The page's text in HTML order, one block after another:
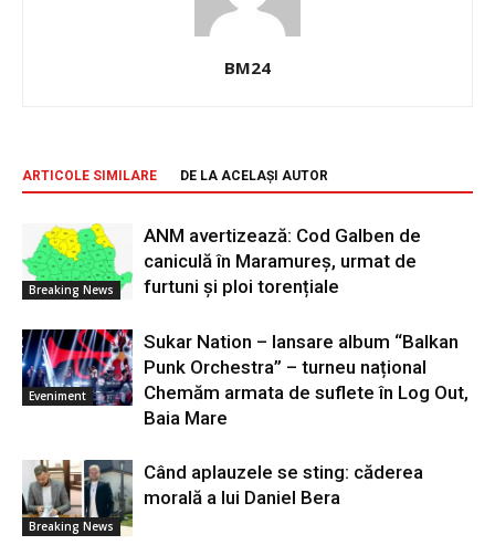
BM24
ARTICOLE SIMILARE DE LA ACELAȘI AUTOR
Breaking News
ANM avertizează: Cod Galben de
caniculă în Maramureș, urmat de
furtuni și ploi torențiale
Eveniment
Sukar Nation – lansare album “Balkan
Punk Orchestra” – turneu național
Chemăm armata de suflete în Log Out,
Baia Mare
Breaking News
Când aplauzele se sting: căderea
morală a lui Daniel Bera